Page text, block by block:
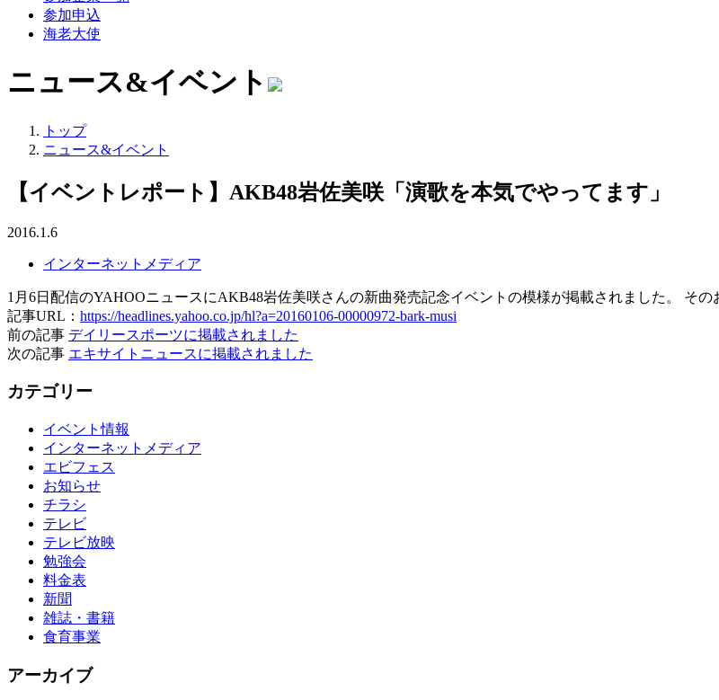
参加申込
海老大使
ニュース&イベント
トップ
ニュース&イベント
【イベントレポート】AKB48岩佐美咲「演歌を本気でやってます」
2016.1.6
インターネットメディア
1月6日配信のYAHOOニュースにAKB48岩佐美咲さんの新曲発売記念イベントの模様が掲載されました。 そ
記事URL： https://headlines.yahoo.co.jp/hl?a=20160106-00000972-bark-musi
前の記事 デイリースポーツに掲載されました
次の記事 エキサイトニュースに掲載されました
カテゴリー
イベント情報
インターネットメディア
エビフェス
お知らせ
チラシ
テレビ
テレビ放映
勉強会
料金表
新聞
雑誌・書籍
食育事業
アーカイブ